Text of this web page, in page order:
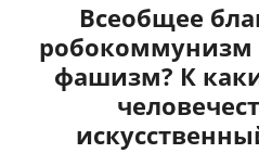
Всеобщее
фашизм? К